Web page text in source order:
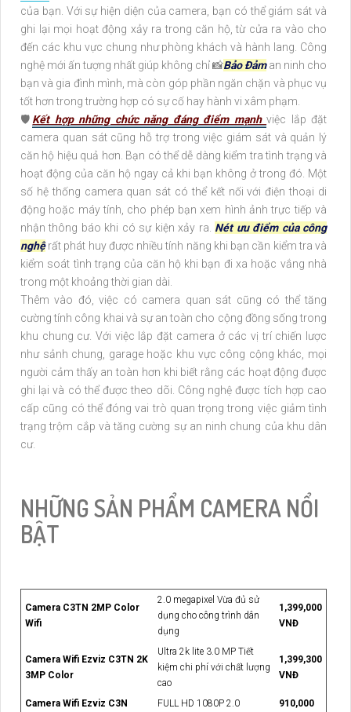
của bạn. Với sự hiện diện của camera, bạn có thể giám sát và
ghi lại mọi hoạt động xảy ra trong căn hộ, từ cửa ra vào cho
đến các khu vực chung như phòng khách và hành lang. Công
nghệ mới ấn tượng nhất giúp không chỉ 📸Bảo Đảman ninh cho
bạn và gia đình mình, mà còn góp phần ngăn chặn và phục vụ
tốt hơn trong trường hợp có sự cố hay hành vi xâm phạm.
🛡 Kết hợp những chức năng đáng điểm mạnhviệc lắp đặt
camera quan sát cũng hỗ trợ trong việc giám sát và quản lý
căn hộ hiệu quả hơn. Bạn có thể dễ dàng kiểm tra tình trạng và
hoạt động của căn hộ ngay cả khi bạn không ở trong đó. Một
số hệ thống camera quan sát có thể kết nối với điện thoại di
động hoặc máy tính, cho phép bạn xem hình ảnh trực tiếp và
nhận thông báo khi có sự kiện xảy ra. Nét ưu điểm của công
nghệrất phát huy được nhiều tính năng khi bạn cần kiểm tra và
kiểm soát tình trạng của căn hộ khi bạn đi xa hoặc vắng nhà
trong một khoảng thời gian dài.
Thêm vào đó, việc có camera quan sát cũng có thể tăng
cường tính công khai và sự an toàn cho cộng đồng sống trong
khu chung cư. Với việc lắp đặt camera ở các vị trí chiến lược
như sảnh chung, garage hoặc khu vực công cộng khác, mọi
người cảm thấy an toàn hơn khi biết rằng các hoạt động được
ghi lại và có thể được theo dõi. Công nghệ được tích hợp cao
cấp cũng có thể đóng vai trò quan trọng trong việc giảm tình
trạng trộm cắp và tăng cường sự an ninh chung của khu dân
cư.
NHỮNG SẢN PHẨM CAMERA NỔI
BẬT
Camera C3TN 2MP Color
Wifi
2.0 megapixel Vừa đủ sử
dụng cho công trình dân
dụng
1,399,000
VNĐ
Camera Wifi Ezviz C3TN 2K
3MP Color
Ultra 2k lite 3.0 MP Tiết
kiệm chi phí với chất lượng
cao
1,399,300
VNĐ
Camera Wifi Ezviz C3N
FULL HD 1080P 2.0
910,000